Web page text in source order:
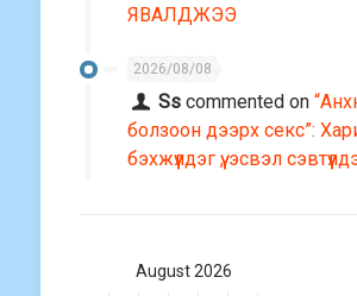
ЯВАЛДЖЭЭ
2026/08/08
Ss commented on
болзоон дээрх секс”:
бэхжүүлдэг үү, эсвэл
August 2026